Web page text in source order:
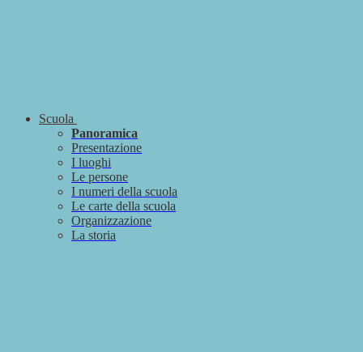
Scuola
Panoramica
Presentazione
I luoghi
Le persone
I numeri della scuola
Le carte della scuola
Organizzazione
La storia